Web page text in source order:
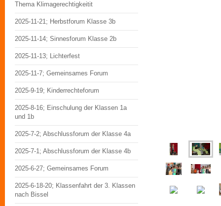
Thema Klimagerechtigkeitit
2025-11-21; Herbstforum Klasse 3b
2025-11-14; Sinnesforum Klasse 2b
2025-11-13; Lichterfest
2025-11-7; Gemeinsames Forum
2025-9-19; Kinderrechteforum
2025-8-16; Einschulung der Klassen 1a
und 1b
2025-7-2; Abschlussforum der Klasse 4a
2025-7-1; Abschlussforum der Klasse 4b
2025-6-27; Gemeinsames Forum
2025-6-18-20; Klassenfahrt der 3. Klassen
nach Bissel